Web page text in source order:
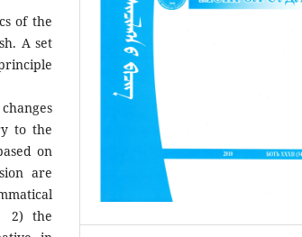
of the
A set
to the
on
are
2) the